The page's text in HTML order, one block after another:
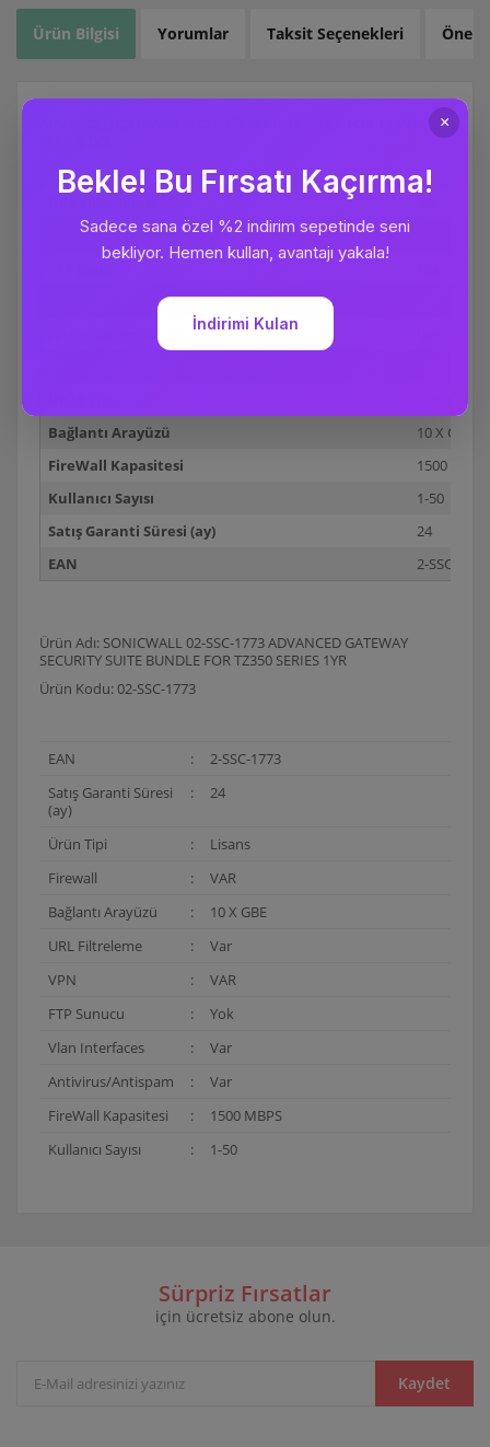
Ürün Bilgisi Yorumlar Taksit Seçenekleri
Antivirus/Antispam
Bağlantı Arayüzü
10 X GBE
FireWall Kapasitesi
1500 MBPS
Kullanıcı Sayısı
1-50
Satış Garanti Süresi (ay)
24
EAN
2-SSC-1773
Ürün Adı: SONICWALL 02-SSC-1773 ADVANCED GATEWAY
SECURITY SUITE BUNDLE FOR TZ350 SERIES 1YR
Ürün Kodu: 02-SSC-1773
EAN :
2-SSC-1773
Satış Garanti Süresi
(ay)
: 24
Ürün Tipi :
Lisans
Firewall
:
VAR
Bağlantı Arayüzü
:
10 X GBE
URL Filtreleme
:
Var
VPN
:
VAR
FTP Sunucu
:
Yok
Vlan Interfaces
:
Var
Antivirus/Antispam
:
Var
FireWall Kapasitesi
:
1500 MBPS
Kullanıcı Sayısı
: 1-50
Yorum Yaz
Ürün resmi kalitesiz, bozuk veya görüntülenemiyor.
Ürün bilgilerinde hatalar bulunuyor.
Sürpriz Fırsatlar
için ücretsiz abone olun.
Kaydet